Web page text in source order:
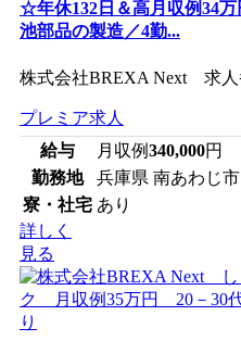
☆年休132日＆高月収例34
池部品の製造／4勤...
株式会社BREXA Next 求人
プレミア求人
給与
月収例340,000円
勤務地
兵庫県 南あわじ市
寮・社宅 あり
詳しく
見る